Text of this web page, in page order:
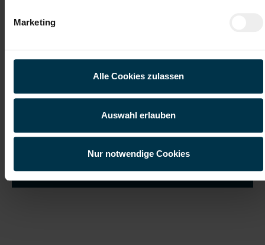
Marketing
Alle Cookies zulassen
Auswahl erlauben
Nur notwendige Cookies
und willige ein, dass meine personenbezogenen Daten im
Rahmen meiner Initiativbewerbung für die Dauer von drei
Jahren verarbeitet werden dürfen.*
Job suchen